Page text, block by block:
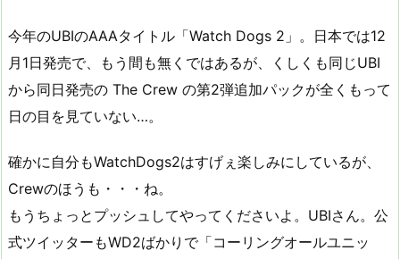
今年のUBIのAAAタイトル「Watch Dogs 2」。日本では12
月1日発売で、もう間も無くではあるが、くしくも同じUBI
から同日発売の The Crew の第2弾追加パックが全くもって
日の目を見ていない…。
確かに自分もWatchDogs2はすげぇ楽しみにしているが、
Crewのほうも・・・ね。
もうちょっとプッシュしてやってくださいよ。UBIさん。公
式ツイッターもWD2ばかりで「コーリングオールユニッ